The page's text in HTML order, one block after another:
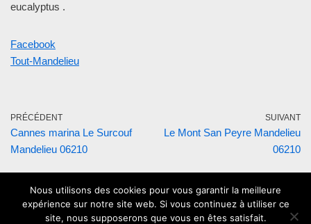
eucalyptus .
Facebook
Tout-Mandelieu
PRÉCÉDENT
Cannes marina Le Surcouf
Mandelieu 06210
SUIVANT
Le Mont San Peyre Mandelieu
06210
Nous utilisons des cookies pour vous garantir la meilleure
expérience sur notre site web. Si vous continuez à utiliser ce
site, nous supposerons que vous en êtes satisfait.